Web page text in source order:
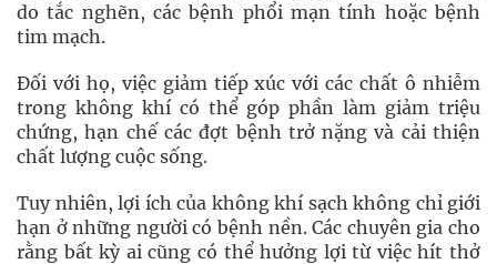
do tắc nghẽn, các bệnh phổi mạn tính hoặc bệnh
tim mạch.
Đối với họ, việc giảm tiếp xúc với các chất ô nhiễm
trong không khí có thể góp phần làm giảm triệu
chứng, hạn chế các đợt bệnh trở nặng và cải thiện
chất lượng cuộc sống.
Tuy nhiên, lợi ích của không khí sạch không chỉ giới
hạn ở những người có bệnh nền. Các chuyên gia cho
rằng bất kỳ ai cũng có thể hưởng lợi từ việc hít thở